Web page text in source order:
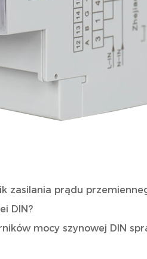
zasilania prądu
DIN?
mocy szynowej DIN